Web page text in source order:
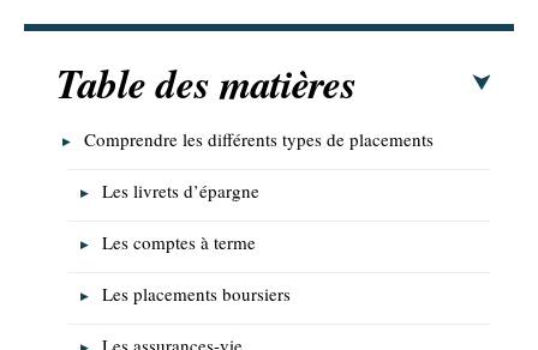
Table des matières
Comprendre les différents types de placements
Les livrets d’épargne
Les comptes à terme
Les placements boursiers